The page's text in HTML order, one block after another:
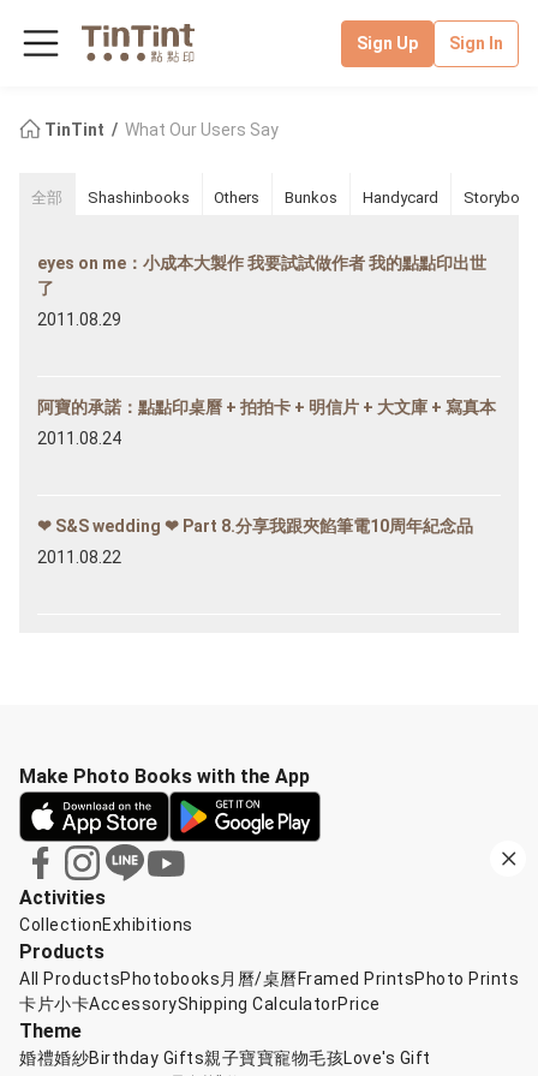
Sign Up Sign In
TinTint What Our Users Say
全部 Shashinbooks Others Bunkos Handycard
eyes on me：小成本大製作 我要試試做作者 我的點點印出世
了
2011.08.29
阿寶的承諾：點點印桌曆 + 拍拍卡 + 明信片 + 大文庫 + 寫真本
2011.08.24
❤ S&S wedding ❤ Part 8.分享我跟夾餡筆電10周年紀念品
2011.08.22
Activities
CollectionExhibitions
Products
All ProductsPhotobooks 月曆/桌曆 Framed PrintsPhoto Prints
卡片小卡AccessoryShipping CalculatorPrice
Theme
婚禮婚紗Birthday Gifts親子寶寶寵物毛孩Love's Gift
Make Photo Books with the App